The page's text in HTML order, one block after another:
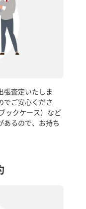
張査定いたしま
でご安心くださ
ックケース）など
あるので、お持ち